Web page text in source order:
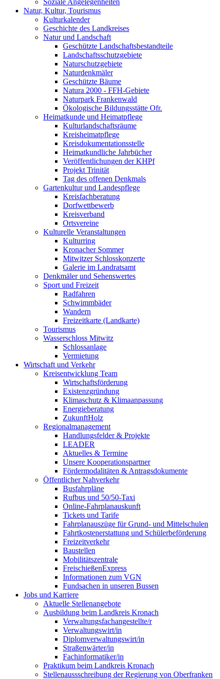
Soziale Angelegenheiten
Natur, Kultur, Tourismus
Kulturkalender
Geschichte des Landkreises
Natur und Landschaft
Geschützte Landschaftsbestandteile
Landschaftsschutzgebiete
Naturschutzgebiete
Naturdenkmäler
Geschützte Bäume
Natura 2000 - FFH-Gebiete
Naturpark Frankenwald
Ökologische Bildungsstätte Ofr.
Heimatkunde und Heimatpflege
Kulturlandschaftsräume
Kreisheimatpflege
Kreisdokumentationsstelle
Heimatkundliche Jahrbücher
Veröffentlichungen der KHPf
Projekt Trinität
Tag des offenen Denkmals
Gartenkultur und Landespflege
Kreisfachberatung
Dorfwettbewerb
Kreisverband
Ortsvereine
Kulturelle Veranstaltungen
Kulturring
Kronacher Sommer
Mitwitzer Schlosskonzerte
Galerie im Landratsamt
Denkmäler und Sehenswertes
Sport und Freizeit
Radfahren
Schwimmbäder
Wandern
Freizeitkarte (Landkarte)
Tourismus
Wasserschloss Mitwitz
Schlossanlage
Vermietung
Wirtschaft und Verkehr
Kreisentwicklung Team
Wirtschaftsförderung
Existenzgründung
Klimaschutz & Klimaanpassung
Energieberatung
ZukunftHolz
Regionalmanagement
Handlungsfelder & Projekte
LEADER
Aktuelles & Termine
Unsere Kooperationspartner
Fördermodalitäten & Antragsdokumente
Öffentlicher Nahverkehr
Busfahrpläne
Rufbus und 50/50-Taxi
Online-Fahrplanauskunft
Tickets und Tarife
Fahrplanauszüge für Grund- und Mittelschulen
Fahrtkostenerstattung und Schülerbeförderung
Freizeitverkehr
Baustellen
Mobilitätszentrale
FreischießenExpress
Informationen zum VGN
Fundsachen in unseren Bussen
Jobs und Karriere
Aktuelle Stellenangebote
Ausbildung beim Landkreis Kronach
Verwaltungsfachangestellte/r
Verwaltungswirt/in
Diplomverwaltungswirt/in
Straßenwärter/in
Fachinformatiker/in
Praktikum beim Landkreis Kronach
Stellenaussschreibung der Regierung von Oberfranken